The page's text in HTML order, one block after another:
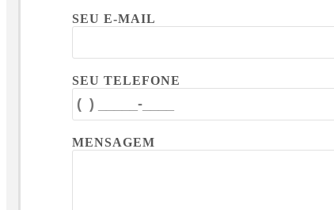
SEU E-MAIL
SEU TELEFONE
MENSAGEM